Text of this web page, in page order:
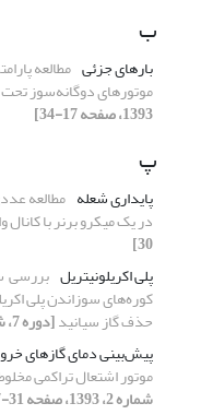
ب
بارهای جزئی مطالعه
موتورهای دوگانه‌سوز
1393، صفحه 17-34]
پ
پایداری شعله مطالعه
در یک میکرو برنر با کانال
30]
پلی اکریلونیتریل بررسی
کوره‌های سوزاندن پلی
حذف گاز سیانید[دوره 7، شماره 2، 1393، صفحه 61-75]
پیش‌بینی دمای گازهای
موتور اشتعال تراکمی
شماره 2، 1393، صفحه 31-47]